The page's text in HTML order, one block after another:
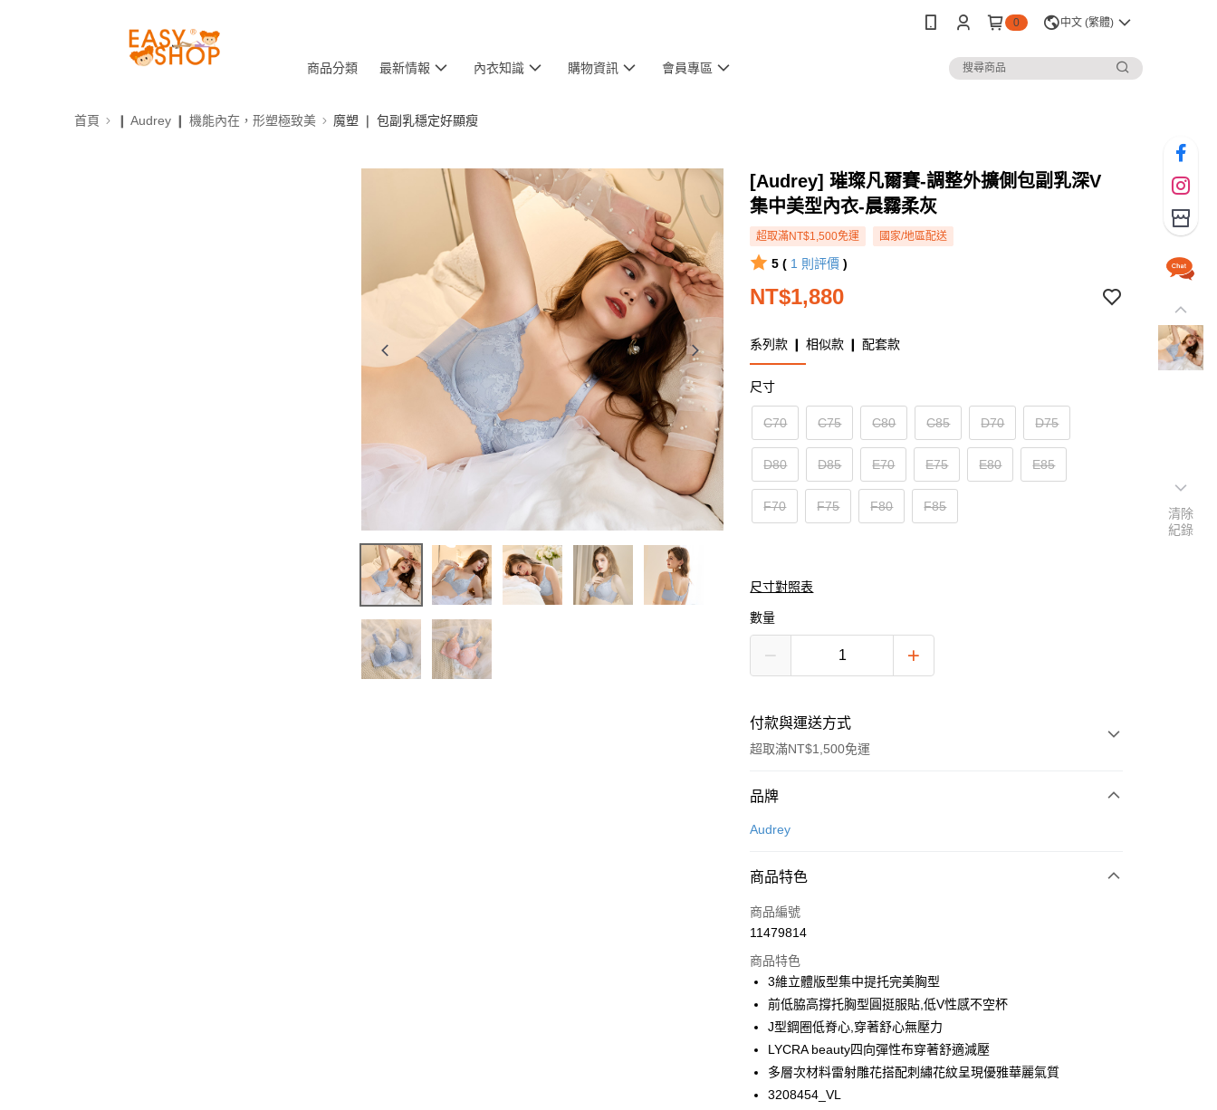
0 中文 (繁體)
商品分類 最新情報 內衣知識 購物資訊 會員專區
首頁 ❙ Audrey ❙ 機能內在，形塑極致美 魔塑 ❘ 包副乳穩定好顯瘦
[Audrey] 璀璨凡爾賽-調整外擴側包副乳深V
集中美型內衣-晨霧柔灰
超取滿NT$1,500免運 國家/地區配送
5 ( 1 則評價 )
NT$1,880
系列款 ❙ 相似款 ❙ 配套款
尺寸
C70 C75 C80 C85 D70 D75
D80 D85 E70 E75 E80 E85
F70 F75 F80 F85
尺寸對照表
數量
付款與運送方式
超取滿NT$1,500免運
付款方式
信用卡一次付款
Apple Pay
悠遊付
Google Pay
全支付
全盈+PAY
AFTEE先享後付
品牌
Audrey
商品特色
商品編號
11479814
商品特色
3維立體版型集中提托完美胸型
前低脇高撐托胸型圓挺服貼,低V性感不空杯
J型鋼圈低脊心,穿著舒心無壓力
LYCRA beauty四向彈性布穿著舒適減壓
多層次材料雷射雕花搭配刺繡花紋呈現優雅華麗氣質
3208454_VL
清除
紀錄